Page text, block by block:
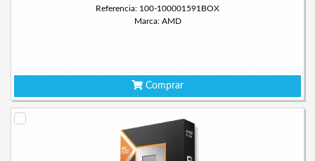
Referencia: 100-100001591BOX
Marca: AMD
Comprar